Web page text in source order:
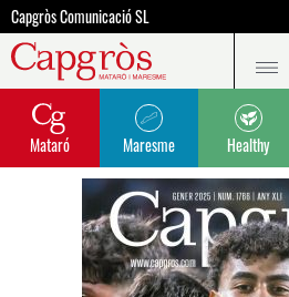
Capgròs Comunicació SL
Mataró Maresme Healthy